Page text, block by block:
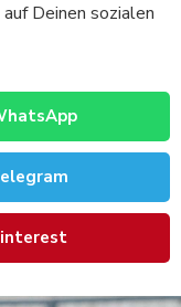
Deinen sozialen